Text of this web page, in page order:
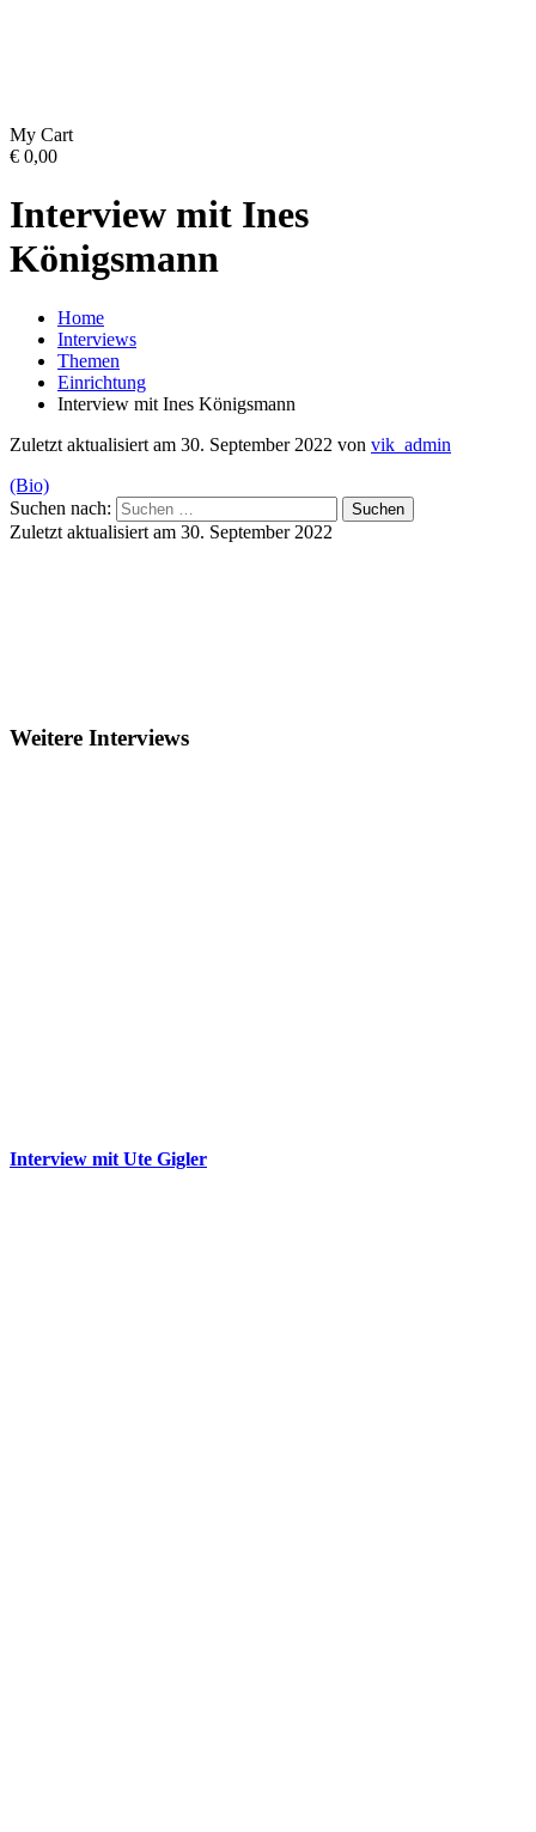
My Cart
€ 0,00
Interview mit Ines
Königsmann
Home
Interviews
Themen
Einrichtung
Interview mit Ines Königsmann
Zuletzt aktualisiert am 30. September 2022 von vik_admin
(Bio)
Suchen nach:
Zuletzt aktualisiert am 30. September 2022
Weitere Interviews
Interview mit Ute Gigler